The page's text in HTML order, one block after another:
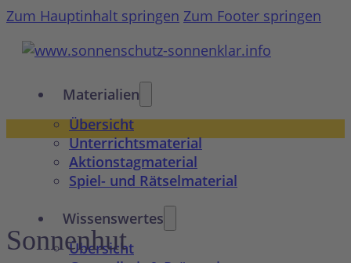
Zum Hauptinhalt springen Zum Footer springen
Materialien
Übersicht
Unterrichtsmaterial
Aktionstagmaterial
Spiel- und Rätselmaterial
Wissenswertes
Übersicht
Sonnenhut